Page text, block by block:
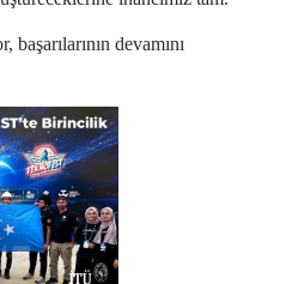
başarılarının devamını